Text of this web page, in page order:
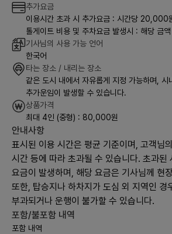
추가요금
이용시간 초과 시 추가요금 : 시간당 20,000
톨게이트 비용 및 주차요금 발생시 : 해당 금
기사님의 사용 가능 언어
한국어
타는 장소 / 내리는 장소
같은 도시 내에서 자유롭게 지정 가능하며, 시
추가운임이 발생할 수 있습니다.
상품가격
최대 4인 (중형) : 80,000원
안내사항
표시된 이용 시간은 평균 기준이며, 고객님
시간 등에 따라 초과될 수 있습니다. 초과된
요금이 발생하며, 해당 요금은 기사님께 현
또한, 탑승지나 하차지가 도심 외 지역인 경
부과되거나 운행이 불가할 수 있습니다.
포함/불포함 내역
포함 내역